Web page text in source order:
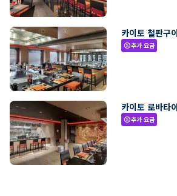
카이토 철판구이
paid추가 요금
카이토 로바타
paid추가 요금